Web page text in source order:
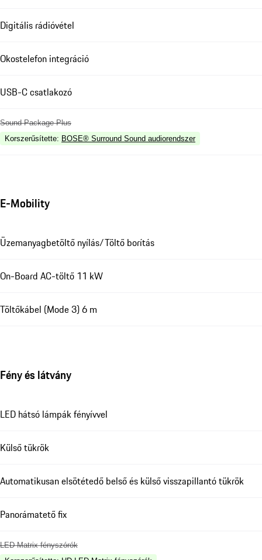
Digitális rádióvétel
Okostelefon integráció
USB-C csatlakozó
Sound Package Plus
Korszerűsítette: BOSE® Surround Sound audiorendszer
E-Mobility
Üzemanyagbetöltő nyílás/Töltő borítás
On-Board AC-töltő 11 kW
Töltőkábel (Mode 3) 6 m
Fény és látvány
LED hátsó lámpák fényívvel
Külső tükrök
Automatikusan elsötétedő belső és külső visszapillantó tükrök
Panorámatető fix
LED Matrix fényszórók